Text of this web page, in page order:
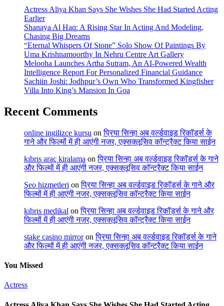
Actress Aliya Khan Says She Wishes She Had Started Acting
Earlier
Shanaya Al Haq: A Rising Star In Acting And Modeling,
Chasing Big Dreams
“Eternal Whispers Of Stone” Solo Show Of Paintings By
Uma Krishnamoorthy In Nehru Centre Art Gallery
Melooha Launches Artha Sutram, An AI-Powered Wealth
Intelligence Report For Personalized Financial Guidance
Sachiin Joshi: Jodhpur’s Own Who Transformed Kingfisher
Villa Into King’s Mansion In Goa
Recent Comments
online ingilizce kursu onप्रिया सिन्हा अब वर्ल्डवाइड रिकॉर्ड्स के
गाने और फिल्मों में ही आएंगी नजर, एक्सक्लूसिव कॉन्ट्रैक्ट किया साईन
kıbrıs araç kiralama onप्रिया सिन्हा अब वर्ल्डवाइड रिकॉर्ड्स के गाने
और फिल्मों में ही आएंगी नजर, एक्सक्लूसिव कॉन्ट्रैक्ट किया साईन
Seo hizmetleri onप्रिया सिन्हा अब वर्ल्डवाइड रिकॉर्ड्स के गाने और
फिल्मों में ही आएंगी नजर, एक्सक्लूसिव कॉन्ट्रैक्ट किया साईन
kıbrıs medikal onप्रिया सिन्हा अब वर्ल्डवाइड रिकॉर्ड्स के गाने और
फिल्मों में ही आएंगी नजर, एक्सक्लूसिव कॉन्ट्रैक्ट किया साईन
stake casino mirroronप्रिया सिन्हा अब वर्ल्डवाइड रिकॉर्ड्स के गाने
और फिल्मों में ही आएंगी नजर, एक्सक्लूसिव कॉन्ट्रैक्ट किया साईन
You Missed
Actress